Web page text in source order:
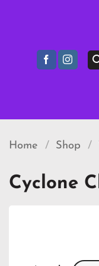
Home / Shop /
Cyclone